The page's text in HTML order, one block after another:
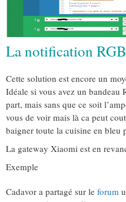
La notification RGB
Cette solution est encore un
Idéale si vous avez un bandeau
part, mais sans que ce soit
vous de voir mais là ca peut
baigner toute la cuisine en bleu
La gateway Xiaomi est en
Exemple
Cadavor a partagé sur le forum